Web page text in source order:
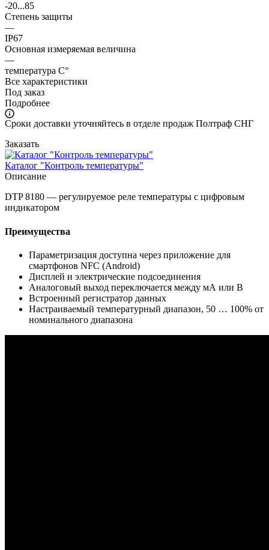
-20...85
Степень защиты
—
IP67
Основная измеряемая величина
—
температура С°
Все характеристики
Под заказ
Подробнее
Сроки доставки уточняйтесь в отделе продаж Полтраф СНГ
Заказать
Каталог "Контроль температуры"
Описание
DTP 8180 ― регулируемое реле температуры с цифровым
индикатором
Преимущества
Параметризация доступна через приложение для
смартфонов NFC (Android)
Дисплей и электрические подсоединения
Аналоговый выход переключается между мА или В
Встроенный регистратор данных
Настраиваемый температурный диапазон, 50 … 100% от
номинального диапазона